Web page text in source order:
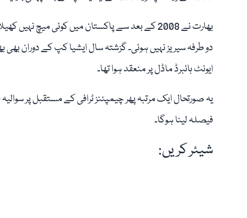
دو طرفہ سیریز نہیں ہوئی۔ گزشتہ سال ایشیا کپ کے دوران
ایونٹ ہائبرڈ ماڈل پر منعقد ہوا تھا۔
یہ صورتحال ایک مرتبہ پھر چیمپئنز ٹرافی کے مستقبل پر
فیصلہ لینا ہوگا۔
شیئر کریں: